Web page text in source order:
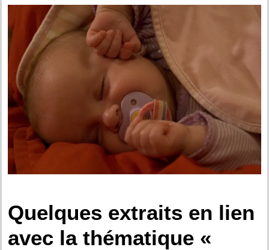
Quelques extraits en lien
avec la thématique «